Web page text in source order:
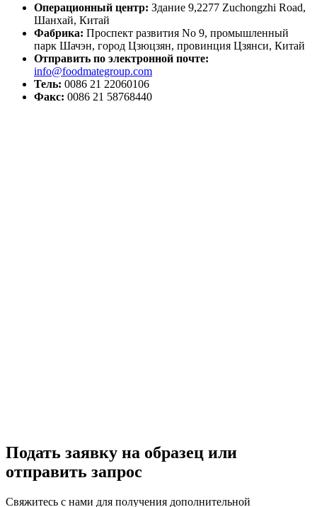
Операционный центр: Здание 9,2277 Zuchongzhi Road,
Шанхай, Китай
Фабрика: Проспект развития No 9, промышленный
парк Шачэн, город Цзюцзян, провинция Цзянси, Китай
Отправить по электронной почте:
info@foodmategroup.com
Тель: 0086 21 22060106
Факс: 0086 21 58768440
Подать заявку на образец или
отправить запрос
Свяжитесь с нами для получения дополнительной